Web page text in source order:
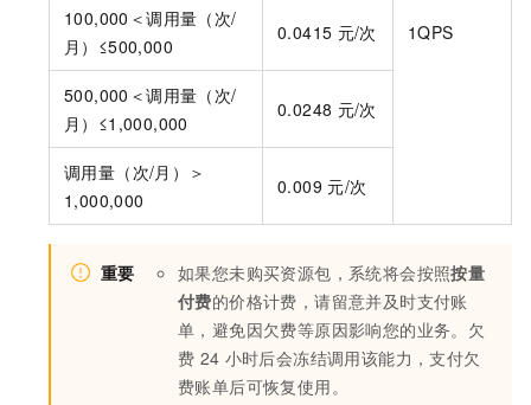
1QPS
100,000＜调用量（次/
月）≤500,000
0.0415 元/次
500,000＜调用量（次/
月）≤1,000,000
0.0248 元/次
调用量（次/月）＞
1,000,000
0.009 元/次
重要 如果您未购买资源包，系统将会按照按量
付费的价格计费，请留意并及时支付账
单，避免因欠费等原因影响您的业务。欠
费 24 小时后会冻结调用该能力，支付欠
费账单后可恢复使用。